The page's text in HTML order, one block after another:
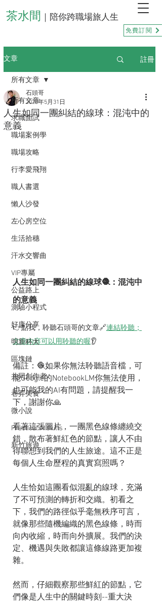
茶水間 ｜陪你跨職場旅人生
免費訂閱
文章 註冊
所有文章
求職面試
職場案例學
職場攻略
行李愛飛翔
職人書選
懶人沙發
左心房空位
生活拾穗
汗水交響曲
VIP專屬
公益路上
測驗小程式
好康分享
明新科大
區塊鏈
共同創作者
巷弄美食
微小說
Practical AI skills
新竹旅遊
所有文章
人生如同一團糾結的線球：混沌中的
意義
石頭哥
2025年5月31日
人生如同一團糾結的線球🧶：混沌中
的意義
👉點我，聆聽石頭哥的文章🔗連結聆聽；
文章內容可以用聆聽的喔👂
備註：🧶如果你無法聆聽語音檔，可
能Google的NotebookLM你無法使用，
也可能我的AI有問題，請提醒我一
下，謝謝你🙏
看著這張圖片，一團黑色線條纏繞交
錯，散布著鮮紅色的節點，讓人不由
得聯想到我們的人生旅途。這不正是
每個人生命歷程的真實寫照嗎？
人生恰如這團看似混亂的線球，充滿
了不可預測的轉折和交織。初看之
下，我們的路徑似乎毫無秩序可言，
就像那些隨機編織的黑色線條，時而
向內收縮，時而向外擴展。我們的決
定、機遇與失敗都讓這條線路更加複
雜。
然而，仔細觀察那些鮮紅的節點，它
們像是人生中的關鍵時刻--重大決